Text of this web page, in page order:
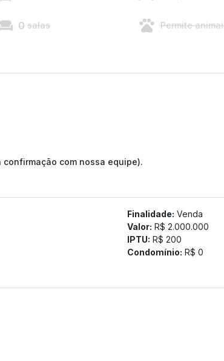
0 salas Permite
com nossa equipe).
Finalidade: Venda
Valor: R$ 2.000.000
IPTU: R$ 200
Condomínio: R$ 0